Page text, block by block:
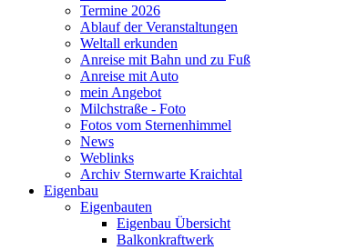
Termine 2026
Ablauf der Veranstaltungen
Weltall erkunden
Anreise mit Bahn und zu Fuß
Anreise mit Auto
mein Angebot
Milchstraße - Foto
Fotos vom Sternenhimmel
News
Weblinks
Archiv Sternwarte Kraichtal
Eigenbau
Eigenbauten
Eigenbau Übersicht
Balkonkraftwerk